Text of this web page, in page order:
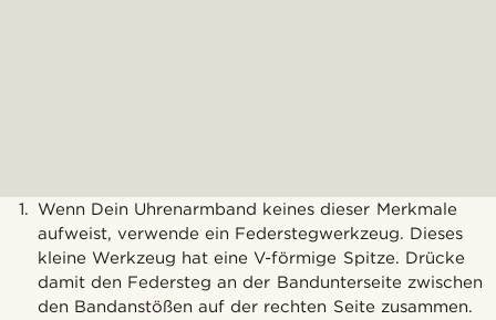
Wenn Dein Uhrenarmband keines dieser Merkmale
aufweist, verwende ein Federstegwerkzeug. Dieses
kleine Werkzeug hat eine V-förmige Spitze. Drücke
damit den Federsteg an der Bandunterseite zwischen
den Bandanstößen auf der rechten Seite zusammen.